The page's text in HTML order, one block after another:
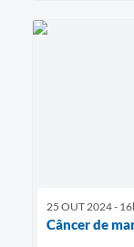
25 OUT 2024 -
Câncer de